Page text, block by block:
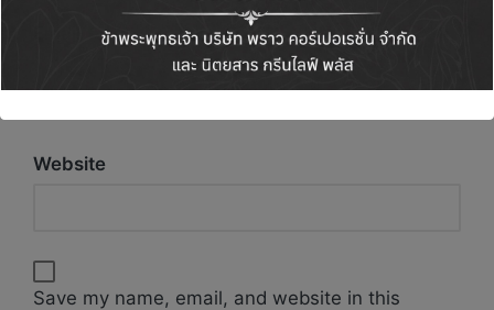
Website
Save my name, email, and website in this